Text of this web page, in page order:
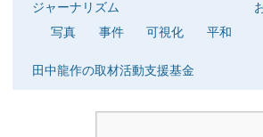
ジャーナリズム
写真
事件 可視化 平和
田中龍作の取材活動支援基金